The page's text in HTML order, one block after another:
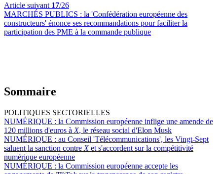
Article suivant 17/26
MARCHÉS PUBLICS : la 'Confédération européenne des
constructeurs' énonce ses recommandations pour faciliter la
participation des PME à la commande publique
Sommaire
POLITIQUES SECTORIELLES
NUMÉRIQUE : la Commission européenne inflige une amende de
120 millions d'euros à X, le réseau social d'Elon Musk
NUMÉRIQUE : au Conseil 'Télécommunications', les Vingt-Sept
saluent la sanction contre Xet s'accordent sur la compétitivité
numérique européenne
NUMÉRIQUE : la Commission européenne accepte les